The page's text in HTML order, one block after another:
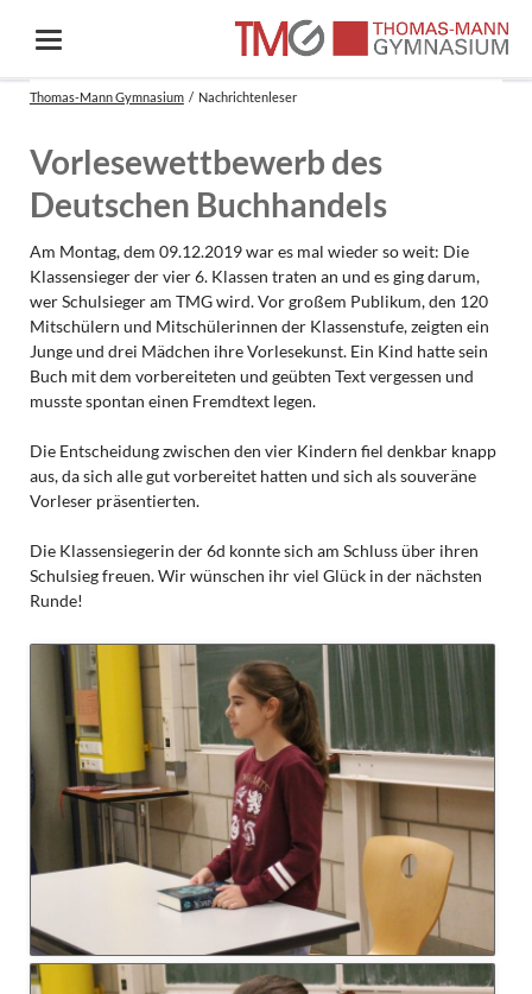
Thomas-Mann Gymnasium Nachrichtenleser
Vorlesewettbewerb des
Deutschen Buchhandels
Am Montag, dem 09.12.2019 war es mal wieder so weit: Die
Klassensieger der vier 6. Klassen traten an und es ging darum,
wer Schulsieger am TMG wird. Vor großem Publikum, den 120
Mitschülern und Mitschülerinnen der Klassenstufe, zeigten ein
Junge und drei Mädchen ihre Vorlesekunst. Ein Kind hatte sein
Buch mit dem vorbereiteten und geübten Text vergessen und
musste spontan einen Fremdtext legen.
Die Entscheidung zwischen den vier Kindern fiel denkbar knapp
aus, da sich alle gut vorbereitet hatten und sich als souveräne
Vorleser präsentierten.
Die Klassensiegerin der 6d konnte sich am Schluss über ihren
Schulsieg freuen. Wir wünschen ihr viel Glück in der nächsten
Runde!